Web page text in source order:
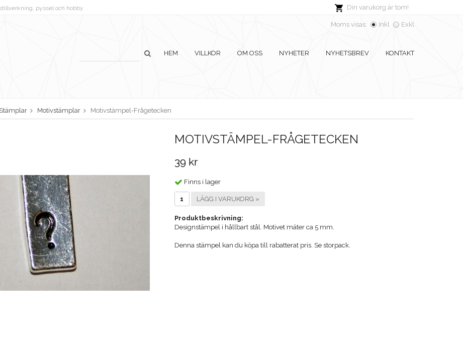
Din varukorg är tom!
pyssel och hobby
Moms visas: Inkl Exkl
HEM VILLKOR OM OSS NYHETER NYHETSBREV KONTAKT
Stämplar Motivstämplar Motivstämpel-Frågetecken
MOTIVSTÄMPEL-FRÅGETECKEN
39 kr
Finns i lager
LÄGG I VARUKORG »
Produktbeskrivning:
Designstämpel i hållbart stål. Motivet mäter ca 5 mm.
Denna stämpel kan du köpa till rabatterat pris. Se storpack.